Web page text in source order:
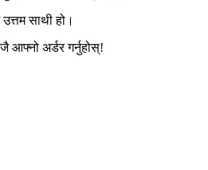
साथी हो।
आफ्नो अर्डर गर्नुहोस्!